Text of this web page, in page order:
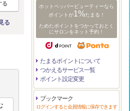
る
る
ホットペッパービューティーなら
ポイントが1%たまる！
ためたポイントをつかっておとく
にサロンをネット予約！
たまるポイントについて
つかえるサービス一覧
ポイント設定変更
ブックマーク
ログインすると会員情報に保存できます